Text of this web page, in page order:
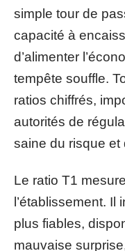
simple tour de
capacité à
d’alimenter
tempête souffle.
ratios chiffrés,
autorités de
saine du risque et
Le ratio T1
l’établissement.
plus fiables,
mauvaise